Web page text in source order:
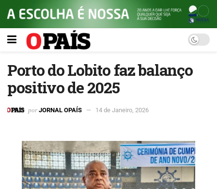
Porto do Lobito faz balanço
positivo de 2025
por JORNAL OPAÍS 14 de Janeiro, 2026